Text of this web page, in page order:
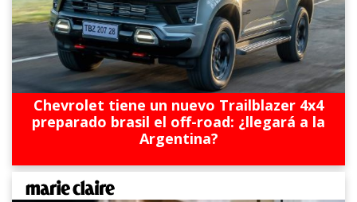
Chevrolet tiene un nuevo Trailblazer 4x4
preparado brasil el off-road: ¿llegará a la
Argentina?